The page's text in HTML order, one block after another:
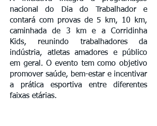
nacional do Dia do Trabalhador e
contará com provas de 5 km, 10 km,
caminhada de 3 km e a Corridinha
Kids, reunindo trabalhadores da
indústria, atletas amadores e público
em geral. O evento tem como objetivo
promover saúde, bem-estar e incentivar
a prática esportiva entre diferentes
faixas etárias.